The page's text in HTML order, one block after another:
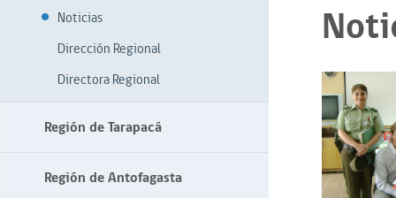
Noticias
Dirección Regional
Directora Regional
Región de Tarapacá
Región de Antofagasta